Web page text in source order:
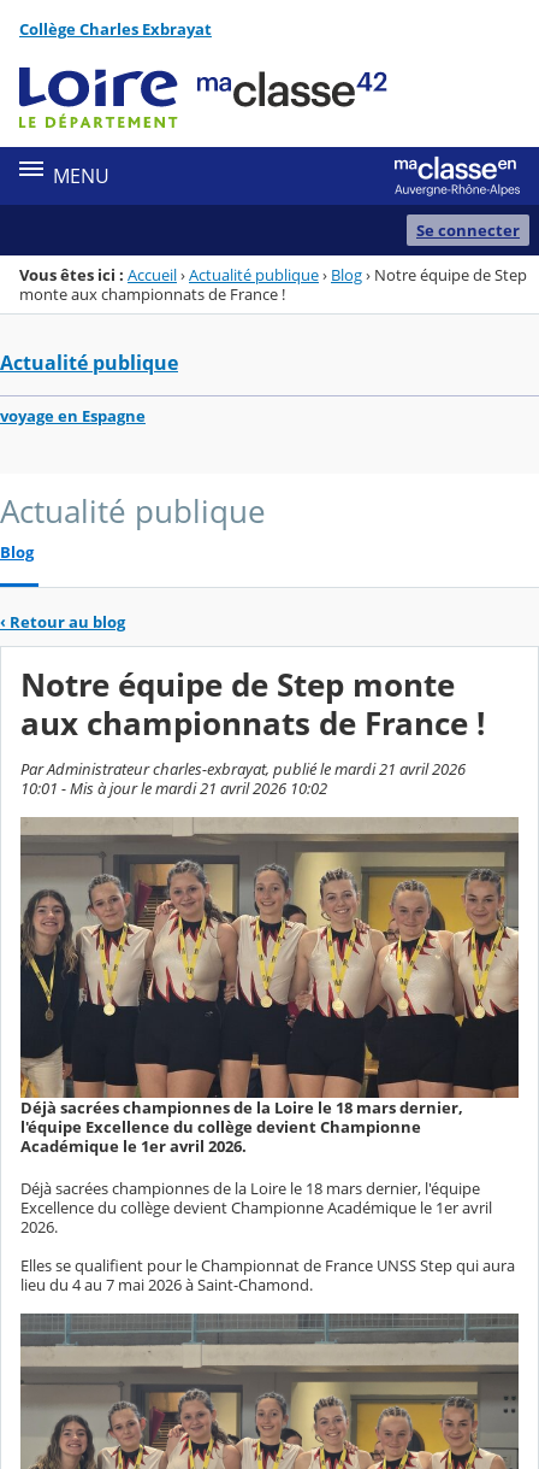
Menu de la rubrique
Contenu
Collège Charles Exbrayat
MENU
Se connecter
Vous êtes ici : Accueil›Actualité publique› Blog› Notre équipe de Step
monte aux championnats de France !
Actualité publique
voyage en Espagne
Actualité publique
Blog
‹ Retour au blog
Notre équipe de Step monte
aux championnats de France !
Par Administrateur charles-exbrayat, publié le mardi 21 avril 2026
10:01 - Mis à jour le mardi 21 avril 2026 10:02
Déjà sacrées championnes de la Loire le 18 mars dernier,
l'équipe Excellence du collège devient Championne
Académique le 1er avril 2026.
Déjà sacrées championnes de la Loire le 18 mars dernier, l'équipe
Excellence du collège devient Championne Académique le 1er avril
2026.
Elles se qualifient pour le Championnat de France UNSS Step qui aura
lieu du 4 au 7 mai 2026 à Saint-Chamond.